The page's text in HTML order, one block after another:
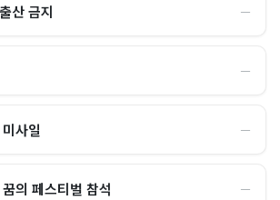
산 금지 ―
―
사일 ―
의 페스티벌 참석 ―